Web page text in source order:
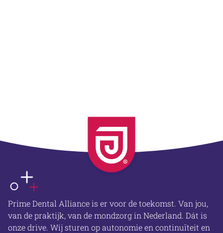
OVER ONS
Prime Dental Alliance is er voor de toekomst. Van jou,
van de praktijk, van de mondzorg in Nederland. Dát is
onze drive. Wij sturen op autonomie en continuïteit en